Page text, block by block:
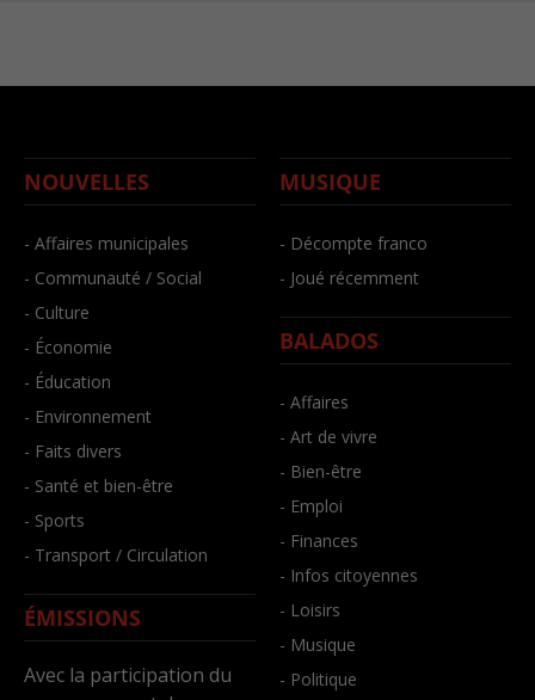
NOUVELLES
- Affaires municipales
- Communauté / Social
- Culture
- Économie
- Éducation
- Environnement
- Faits divers
- Santé et bien-être
- Sports
- Transport / Circulation
ÉMISSIONS
Avec la participation du
MUSIQUE
- Décompte franco
- Joué récemment
BALADOS
- Affaires
- Art de vivre
- Bien-être
- Emploi
- Finances
- Infos citoyennes
- Loisirs
- Musique
- Politique